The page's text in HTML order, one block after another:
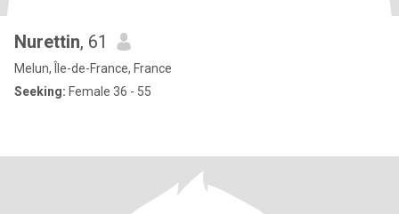
Nurettin, 61
Melun, Île-de-France, France
Seeking: Female 36 - 55